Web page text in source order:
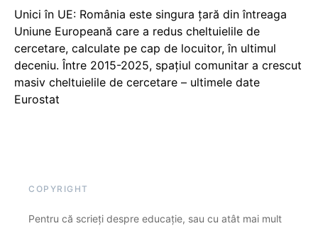
Unici în UE: România este singura țară din întreaga
Uniune Europeană care a redus cheltuielile de
cercetare, calculate pe cap de locuitor, în ultimul
deceniu. Între 2015-2025, spațiul comunitar a crescut
masiv cheltuielile de cercetare – ultimele date
Eurostat
COPYRIGHT
Pentru că scrieți despre educație, sau cu atât mai mult